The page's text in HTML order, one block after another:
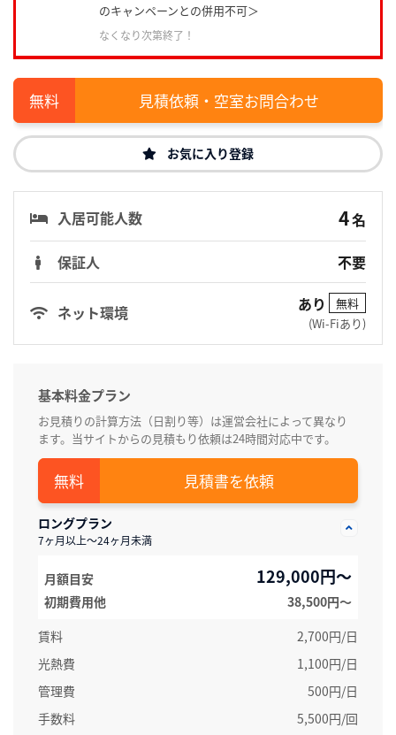
のキャンペーンとの併用不可＞
なくなり次第終了！
見積依頼・空室お問合わせ
お気に入り登録
入居可能人数 4名
保証人
不要
ネット環境 あり
無料
(Wi-Fiあり)
基本料金プラン
お見積りの計算方法（日割り等）は運営会社によって異なり
ます。当サイトからの見積もり依頼は24時間対応中です。
見積書を依頼
ロングプラン
7ヶ月以上～24ヶ月未満
月額目安 129,000円～
初期費用他
38,500円〜
賃料
2,700円/日
光熱費
1,100円/日
管理費
500円/日
手数料
5,500円/回